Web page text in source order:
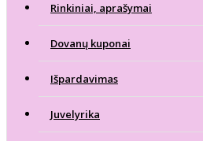
Rinkiniai, aprašymai
Dovanų kuponai
Išpardavimas
Juvelyrika